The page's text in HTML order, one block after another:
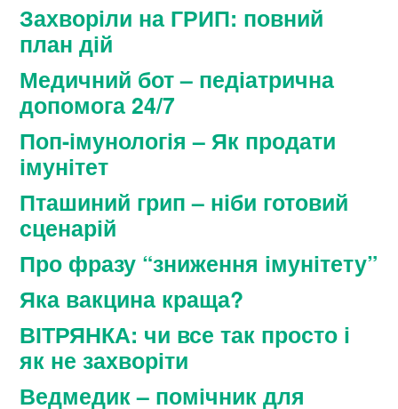
Захворіли на ГРИП: повний
план дій
Медичний бот – педіатрична
допомога 24/7
Поп-імунологія – Як продати
імунітет
Пташиний грип – ніби готовий
сценарій
Про фразу “зниження імунітету”
Яка вакцина краща?
ВІТРЯНКА: чи все так просто і
як не захворіти
Ведмедик – помічник для